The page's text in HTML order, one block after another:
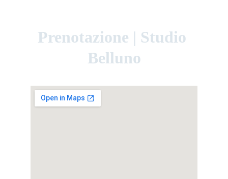
Prenotazione | Studio
Belluno